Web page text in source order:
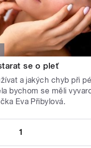
se o pleť
a jakých chyb při
bychom se měli
Eva Přibylová.
1